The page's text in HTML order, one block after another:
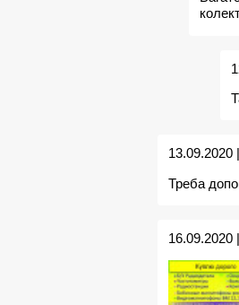
13.09.2020 |
Треба
16.09.2020 |